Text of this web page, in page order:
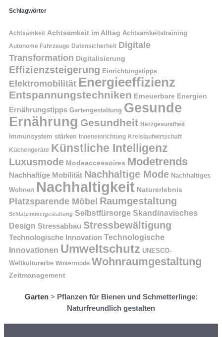
Schlagwörter
Achtsamkeit Achtsamkeit im Alltag Achtsamkeitstraining
Autonome Fahrzeuge Datensicherheit Digitale
Transformation Digitalisierung
Effizienzsteigerung Einrichtungstipps
Elektromobilität Energieeffizienz
Entspannungstechniken Erneuerbare Energien
Ernährungstipps Gartengestaltung Gesunde
Ernährung Gesundheit Herzgesundheit
Immunsystem stärken Inneneinrichtung Kreislaufwirtschaft
Küchengeräte Künstliche Intelligenz
Luxusmode Modeaccessoires Modetrends
Nachhaltige Mobilität Nachhaltige Mode Nachhaltiges
Wohnen Nachhaltigkeit Naturerlebnis
Platzsparende Möbel Raumgestaltung
Schlafzimmergestaltung Selbstfürsorge Skandinavisches
Design Stressabbau Stressbewältigung
Technologische Innovation Technologische
Innovationen Umweltschutz UNESCO-
Weltkulturerbe Wintermode Wohnraumgestaltung
Zeitmanagement
Garten> Pflanzen für Bienen und Schmetterlinge:
Naturfreundlich gestalten